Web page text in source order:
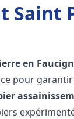
Saint
en
pour